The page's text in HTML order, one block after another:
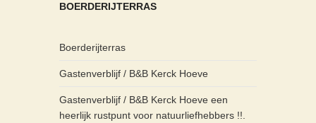
BOERDERIJTERRAS
Boerderijterras
Gastenverblijf / B&B Kerck Hoeve
Gastenverblijf / B&B Kerck Hoeve een
heerlijk rustpunt voor natuurliefhebbers !!.